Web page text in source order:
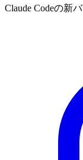
Claude Codeの新